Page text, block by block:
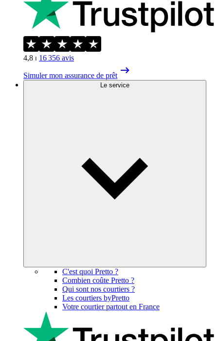
4,8 ⏐ 16 356 avis
Simuler mon assurance de prêt
Le service
C'est quoi Pretto ?
Combien coûte Pretto ?
Qui sont nos courtiers ?
Les courtiers byPretto
Votre courtier partout en France